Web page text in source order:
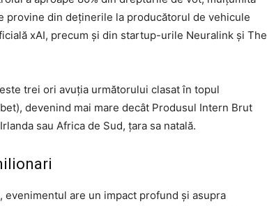
provine din deținerile la producătorul de vehicule
xAI, precum și din startup-urile Neuralink și The
trei ori avuția următorului clasat în topul
devenind mai mare decât Produsul Intern Brut
sau Africa de Sud, țara sa natală.
are un impact profund și asupra